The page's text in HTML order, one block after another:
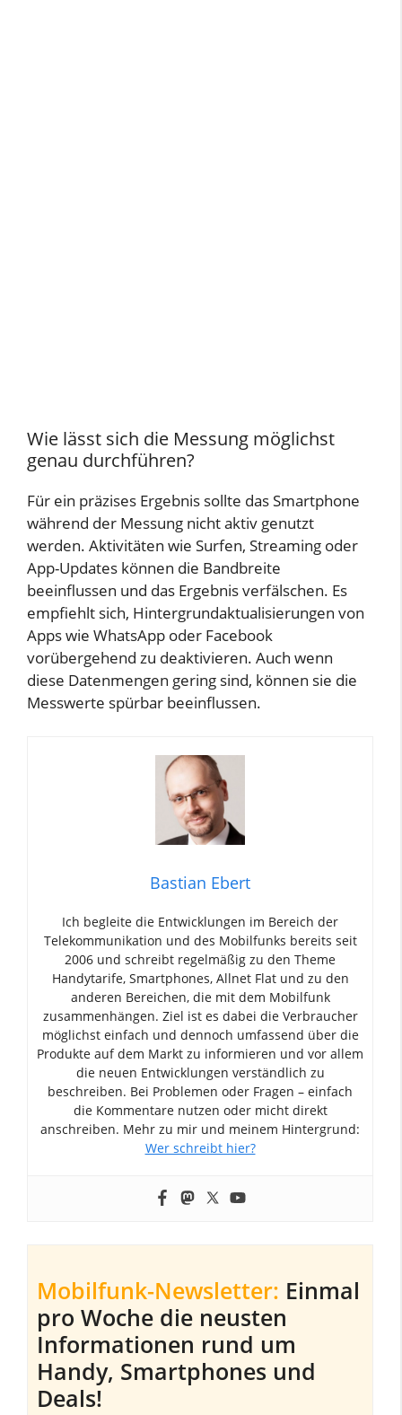
Wie lässt sich die Messung möglichst
genau durchführen?
Für ein präzises Ergebnis sollte das Smartphone
während der Messung nicht aktiv genutzt
werden. Aktivitäten wie Surfen, Streaming oder
App-Updates können die Bandbreite
beeinflussen und das Ergebnis verfälschen. Es
empfiehlt sich, Hintergrundaktualisierungen von
Apps wie WhatsApp oder Facebook
vorübergehend zu deaktivieren. Auch wenn
diese Datenmengen gering sind, können sie die
Messwerte spürbar beeinflussen.
Bastian Ebert
Ich begleite die Entwicklungen im Bereich der
Telekommunikation und des Mobilfunks bereits seit
2006 und schreibt regelmäßig zu den Theme
Handytarife, Smartphones, Allnet Flat und zu den
anderen Bereichen, die mit dem Mobilfunk
zusammenhängen. Ziel ist es dabei die Verbraucher
möglichst einfach und dennoch umfassend über die
Produkte auf dem Markt zu informieren und vor allem
die neuen Entwicklungen verständlich zu
beschreiben. Bei Problemen oder Fragen – einfach
die Kommentare nutzen oder micht direkt
anschreiben. Mehr zu mir und meinem Hintergrund:
Wer schreibt hier?
Mobilfunk-Newsletter: Einmal
pro Woche die neusten
Informationen rund um
Handy, Smartphones und
Deals!